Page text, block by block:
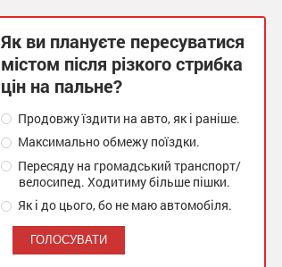
Як ви плануєте пересуватися
містом після різкого стрибка
цін на пальне?
Продовжу їздити на авто, як і раніше.
Максимально обмежу поїздки.
Пересяду на громадський транспорт/
велосипед. Ходитиму більше пішки.
Як і до цього, бо не маю автомобіля.